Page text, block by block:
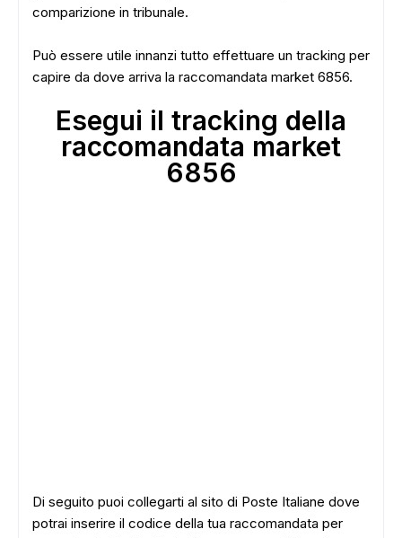
comparizione in tribunale.
Può essere utile innanzi tutto effettuare un tracking per
capire da dove arriva la raccomandata market 6856.
Esegui il tracking della
raccomandata market
6856
Di seguito puoi collegarti al sito di Poste Italiane dove
potrai inserire il codice della tua raccomandata per